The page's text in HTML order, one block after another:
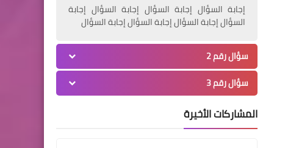
أخبار ‏البص
في ذكرى إنطلاقة الثورة
المعاصرة نحو مواصلة النضال
من أجل الحرية وتقرير المصير
والإستقلال وضمان حق العودة
للاجئين
إجابة السؤال إجابة السؤال إجابة السؤال إجابة
السؤال إجابة السؤال إجابة السؤال إجابة السؤال
سؤال رقم 2
سؤال رقم 3
المشاركات الأخيرة